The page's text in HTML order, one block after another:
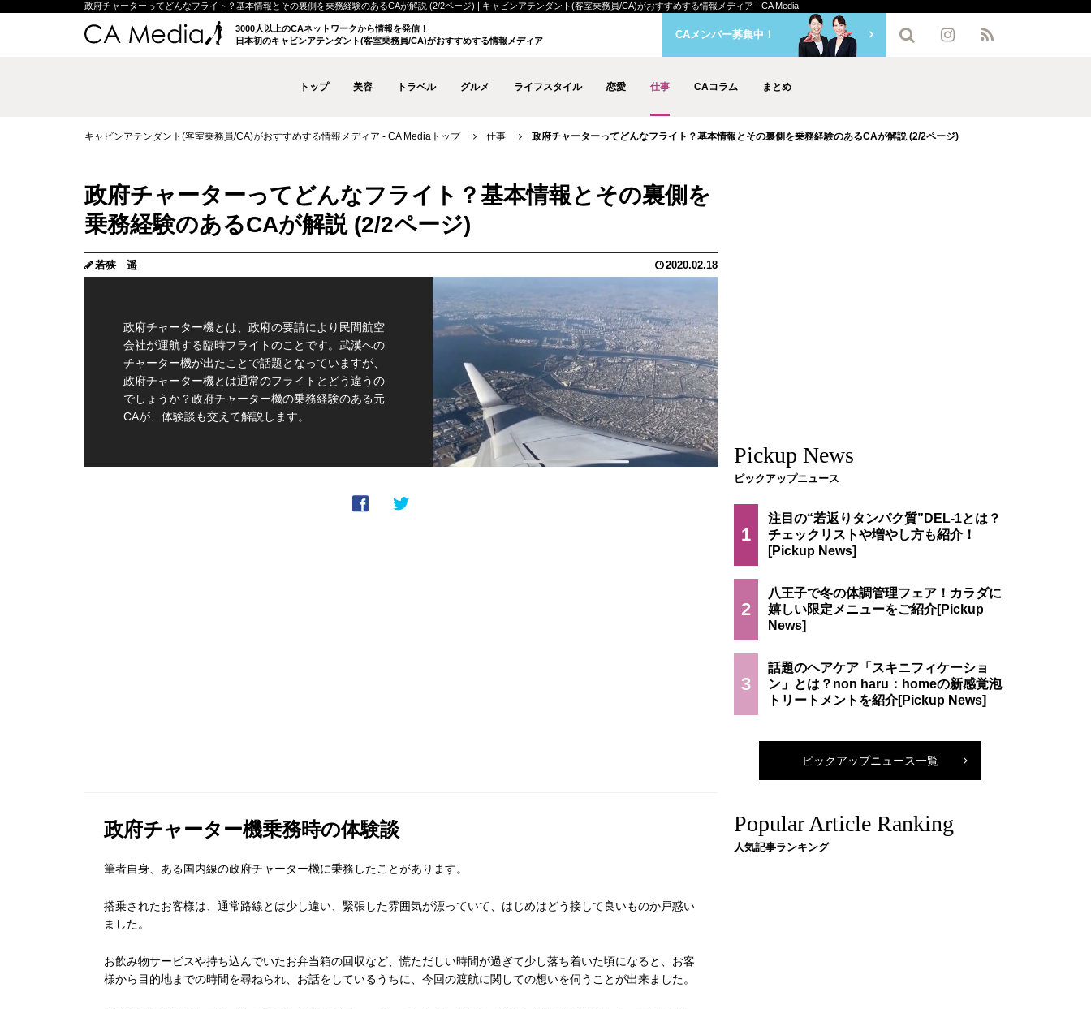
政府チャーターってどんなフライト？基本情報とその裏側を乗務経験のあるCAが解説 (2/2ページ) | キャビンアテンダント(客室乗務員/CA)がおすすめする情報メディア - CA Media
3000人以上のCAネットワークから情報を発信！
日本初のキャビンアテンダント(客室乗務員/CA)がおすすめする情報メディア
トップ 美容 トラベル グルメ ライフスタイル 恋愛 仕事 CAコラム まとめ
CAメンバー募集中！
キャビンアテンダント(客室乗務員/CA)がおすすめする情報メディア - CA Mediaトップ 仕事 政府チャーターってどんなフライト？基本情報とその裏側を乗務経験のあるCAが解説 (2/2ページ)
政府チャーターってどんなフライト？基本情報とその裏側を
乗務経験のあるCAが解説 (2/2ページ)
若狭 遥 2020.02.18
政府チャーター機とは、政府の要請により民間航空
会社が運航する臨時フライトのことです。武漢への
チャーター機が出たことで話題となっていますが、
政府チャーター機とは通常のフライトとどう違うの
でしょうか？政府チャーター機の乗務経験のある元
CAが、体験談も交えて解説します。
政府チャーター機乗務時の体験談
筆者自身、ある国内線の政府チャーター機に乗務したことがあります。
搭乗されたお客様は、通常路線とは少し違い、緊張した雰囲気が漂っていて、はじめはどう接して良いものか戸惑い
ました。
お飲み物サービスや持ち込んでいたお弁当箱の回収など、慌ただしい時間が過ぎて少し落ち着いた頃になると、お客
様から目的地までの時間を尋ねられ、お話をしているうちに、今回の渡航に関しての想いを伺うことが出来ました。
Pickup News
ピックアップニュース
1
注目の“若返りタンパク質”DEL-1とは？
チェックリストや増やし方も紹介！
2
八王子で冬の体調管理フェア！カラダに
嬉しい限定メニューをご紹介
3
話題のヘアケア「スキニフィケーショ
ン」とは？non haru：homeの新感覚泡
トリートメントを紹介
ピックアップニュース一覧
Popular Article Ranking
人気記事ランキング